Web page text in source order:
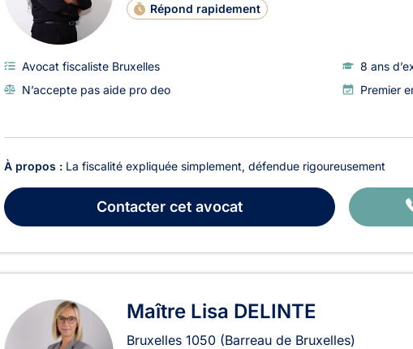
Répond rapidement
Avocat fiscaliste Bruxelles
8 ans
N’accepte pas aide pro deo
Premier
À propos : La fiscalité expliquée simplement, défendue rigoureusement
Contacter cet avocat
Maître Lisa DELINTE
Bruxelles 1050 (Barreau de Bruxelles)